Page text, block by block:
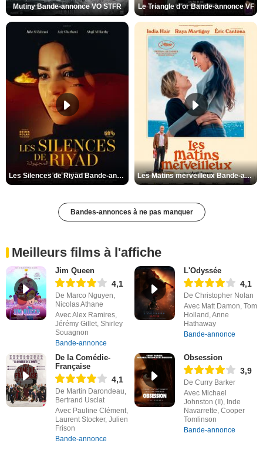
Mutiny Bande-annonce VO STFR Le Triangle d'or Bande-annonce VF
Les Silences de Riyad Bande-annonce VO STFR Les Matins merveilleux Bande-annonce VF
Bandes-annonces à ne pas manquer
Meilleurs films à l'affiche
Jim Queen
4,1
De Marco Nguyen,
Nicolas Athane
Avec Alex Ramires,
Jérémy Gillet, Shirley
Souagnon
Bande-annonce
L'Odyssée
4,1
De Christopher Nolan
Avec Matt Damon, Tom
Holland, Anne
Hathaway
Bande-annonce
De la Comédie-
Française
4,1
De Martin Darondeau,
Bertrand Usclat
Avec Pauline Clément,
Laurent Stocker, Julien
Frison
Bande-annonce
Obsession
3,9
De Curry Barker
Avec Michael
Johnston (II), Inde
Navarrette, Cooper
Tomlinson
Bande-annonce